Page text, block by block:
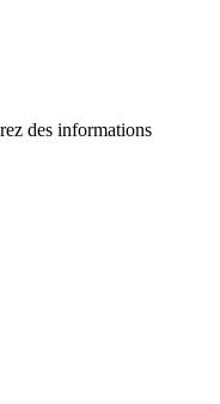
des informations